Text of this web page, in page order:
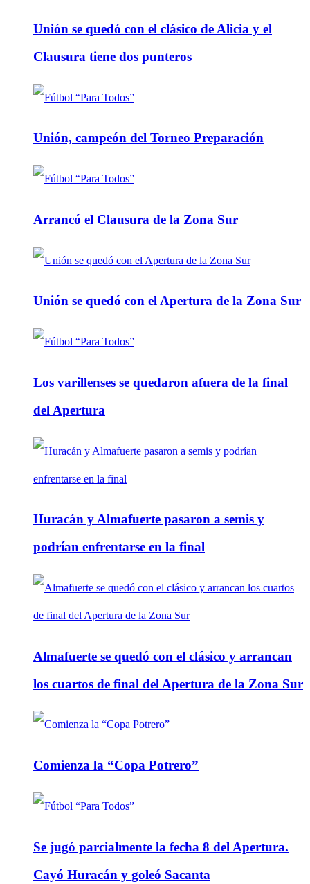
Unión se quedó con el clásico de Alicia y el
Clausura tiene dos punteros
Unión, campeón del Torneo Preparación
Arrancó el Clausura de la Zona Sur
Unión se quedó con el Apertura de la Zona Sur
Los varillenses se quedaron afuera de la final
del Apertura
Huracán y Almafuerte pasaron a semis y
podrían enfrentarse en la final
Almafuerte se quedó con el clásico y arrancan
los cuartos de final del Apertura de la Zona Sur
Comienza la “Copa Potrero”
Se jugó parcialmente la fecha 8 del Apertura.
Cayó Huracán y goleó Sacanta